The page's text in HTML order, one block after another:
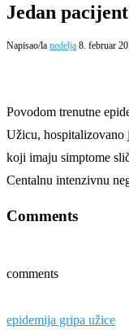
Jedan
Napisao/la nedelja 8. februar
Povodom trenutne
Užicu, hospitalizovano
koji imaju simptome
Centalnu intenzivnu
Comments
comments
epidemija gripa užice